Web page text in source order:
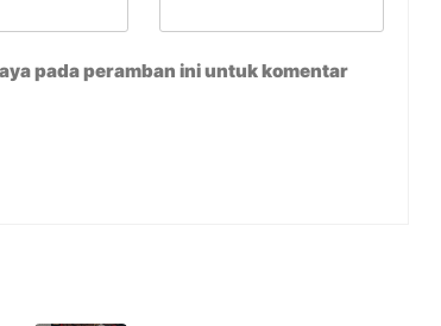
pada peramban ini untuk komentar